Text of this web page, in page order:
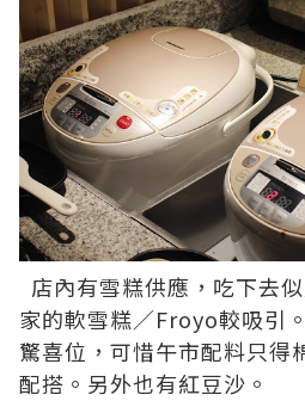
店內有雪糕供應，吃下去
家的軟雪糕／Froyo較吸引
驚喜位，可惜午市配料只得
配搭。另外也有紅豆沙。